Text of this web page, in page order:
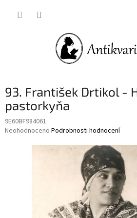
93. František Drtikol -
pastorkyňa
9E60BF984061
Průměrné
Neohodnoceno Podrobnosti hodnocení